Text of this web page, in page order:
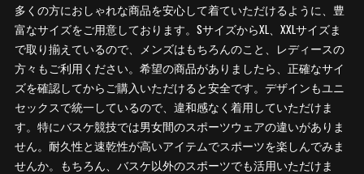
多くの方におしゃれな商品を安心して着ていただけるように、豊
富なサイズをご用意しております。SサイズからXL、XXLサイズま
で取り揃えているので、メンズはもちろんのこと、レディースの
方々もご利用ください。希望の商品がありましたら、正確なサイ
ズを確認してからご購入いただけると安全です。デザインもユニ
セックスで統一しているので、違和感なく着用していただけま
す。特にバスケ競技では男女間のスポーツウェアの違いがありま
せん。耐久性と速乾性が高いアイテムでスポーツを楽しんでみま
せんか。もちろん、バスケ以外のスポーツでも活用いただけま